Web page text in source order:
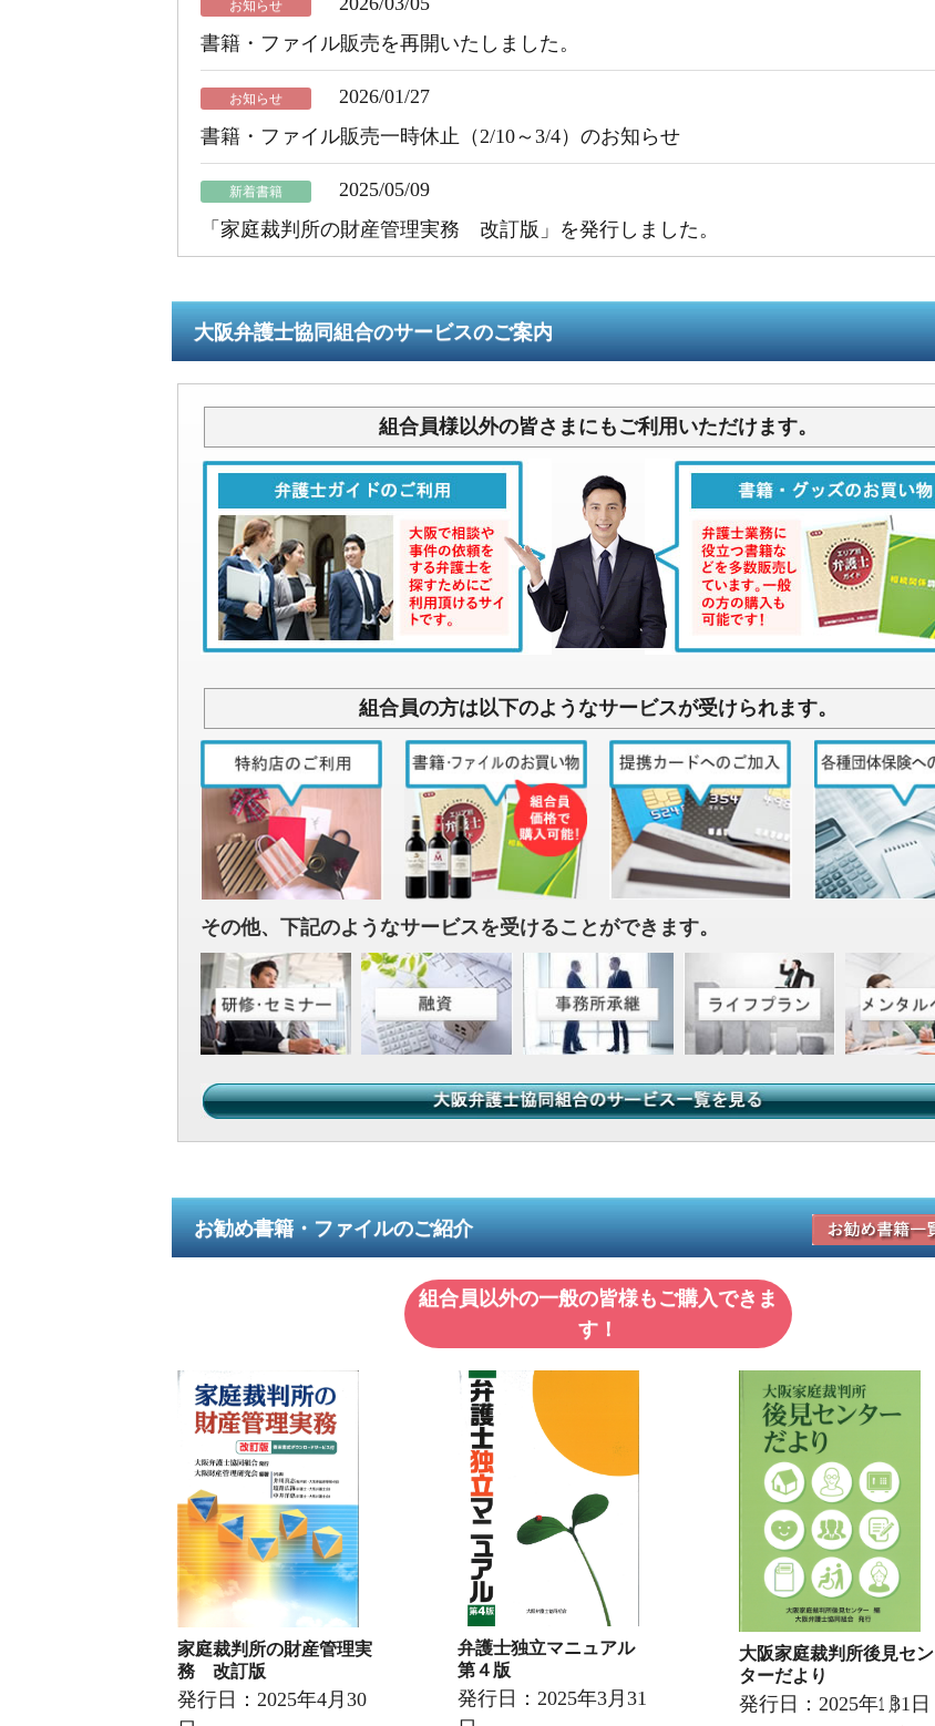
お知らせ
書籍・ファイル販売を再開いたしました。
お知らせ
2026/01/27
書籍・ファイル販売一時休止（2/10～3/4）のお知らせ
新着書籍
2025/05/09
「家庭裁判所の財産管理実務 改訂版」を発行しました。
大阪弁護士協同組合のサービスのご案内
組合員様以外の皆さまにもご利用いただけます。
組合員の方は以下のようなサービスが受けられます。
その他、下記のようなサービスを受けることができます。
お勧め書籍・ファイルのご紹介
組合員以外の一般の皆様もご購入できま
す！
家庭裁判所の財産管理実
務 改訂版
発行日：2025年4月30
弁護士独立マニュアル
第４版
発行日：2025年3月31
大阪家庭裁判所後見セン
ターだより
発行日：2025年㋀31日